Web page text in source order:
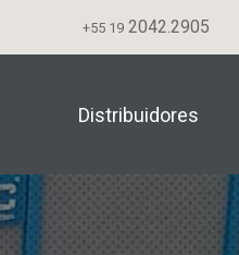
+55 19 2042.2905
Distribuidores